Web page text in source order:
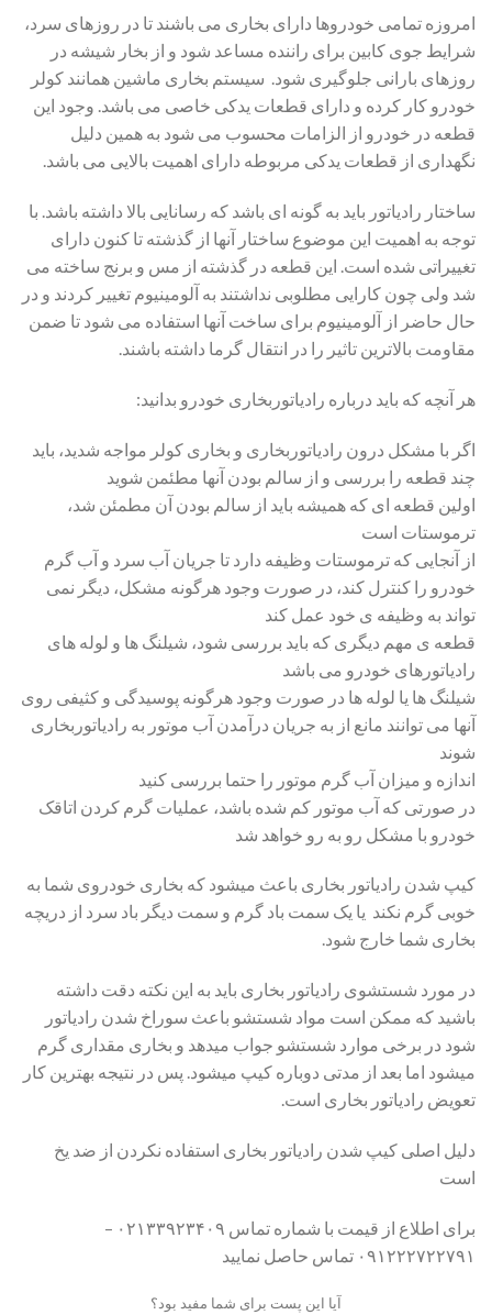
امروزه تمامی خودروها دارای بخاری می باشند تا در روزهای سرد،
شرایط جوی کابین برای راننده مساعد شود و از بخار شیشه در
روزهای بارانی جلوگیری شود. سیستم بخاری ماشین همانند کولر
خودرو کار کرده و دارای قطعات یدکی خاصی می باشد. وجود این
قطعه در خودرو از الزامات محسوب می شود به همین دلیل
نگهداری از قطعات یدکی مربوطه دارای اهمیت بالایی می باشد.
ساختار رادیاتور باید به گونه ای باشد که رسانایی بالا داشته باشد. با
توجه به اهمیت این موضوع ساختار آنها از گذشته تا کنون دارای
تغییراتی شده است. این قطعه در گذشته از مس و برنج ساخته می
شد ولی چون کارایی مطلوبی نداشتند به آلومینیوم تغییر کردند و در
حال حاضر از آلومینیوم برای ساخت آنها استفاده می شود تا ضمن
مقاومت بالاترین تاثیر را در انتقال گرما داشته باشند.
هر آنچه که باید درباره رادیاتوربخاری خودرو بدانید:
اگر با مشکل درون رادیاتوربخاری و بخاری کولر مواجه شدید، باید
چند قطعه را بررسی و از سالم بودن آنها مطئمن شوید
اولین قطعه ای که همیشه باید از سالم بودن آن مطمئن شد،
ترموستات است
از آنجایی که ترموستات وظیفه دارد تا جریان آب سرد و آب گرم
خودرو را کنترل کند، در صورت وجود هرگونه مشکل، دیگر نمی
تواند به وظیفه ی خود عمل کند
قطعه ی مهم دیگری که باید بررسی شود، شیلنگ ها و لوله های
رادیاتورهای خودرو می باشد
شیلنگ ها یا لوله ها در صورت وجود هرگونه پوسیدگی و کثیفی روی
آنها می توانند مانع از به جریان درآمدن آب موتور به رادیاتوربخاری
شوند
اندازه و میزان آب گرم موتور را حتما بررسی کنید
در صورتی که آب موتور کم شده باشد، عملیات گرم کردن اتاقک
خودرو با مشکل رو به رو خواهد شد
کیپ شدن رادیاتور بخاری باعث میشود که بخاری خودروی شما به
خوبی گرم نکند یا یک سمت باد گرم و‌ سمت دیگر باد سرد از دریچه
بخاری شما خارج شود.
در مورد شستشوی رادیاتور بخاری باید به این نکته دقت داشته
باشید که ممکن است مواد شستشو باعث سوراخ شدن رادیاتور
شود در برخی موارد شستشو جواب میدهد و بخاری مقداری گرم
میشود اما بعد از مدتی دوباره کیپ میشود. پس در نتیجه بهترین کار
تعویض رادیاتور بخاری است.
دلیل اصلی کیپ شدن رادیاتور بخاری استفاده نکردن از ضد یخ
است
برای اطلاع از قیمت با شماره تماس ۰۲۱۳۳۹۲۳۴۰۹ –
۰۹۱۲۲۲۷۲۲۷۹۱ تماس حاصل نمایید
آیا این پست برای شما مفید بود؟